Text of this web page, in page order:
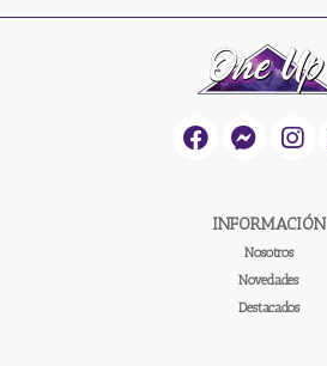
INFORMACIÓN
Nosotros
Novedades
Destacados